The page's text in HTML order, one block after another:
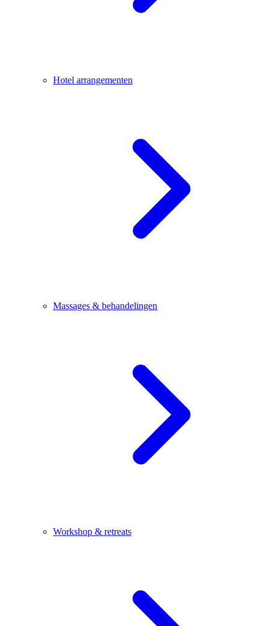
Hotel arrangementen
Massages & behandelingen
Workshop & retreats